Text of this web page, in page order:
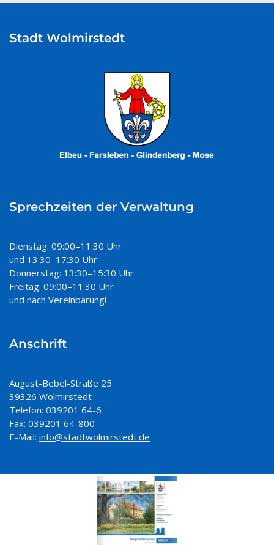
Stadt Wolmirstedt
Sprechzeiten der Verwaltung
Dienstag: 09:00–11:30 Uhr
und 13:30–17:30 Uhr
Donnerstag: 13:30–15:30 Uhr
Freitag: 09:00–11:30 Uhr
und nach Vereinbarung!
Anschrift
August-Bebel-Straße 25
39326 Wolmirstedt
Telefon: 039201 64-6
Fax: 039201 64-800
E-Mail: info@stadtwolmirstedt.de